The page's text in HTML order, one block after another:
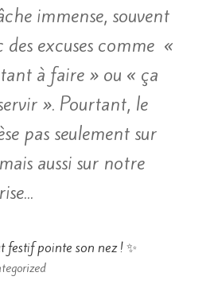
immense, souvent
des excuses comme «
à faire » ou « ça
». Pourtant, le
pas seulement sur
aussi sur notre
pointe son nez ! ✨